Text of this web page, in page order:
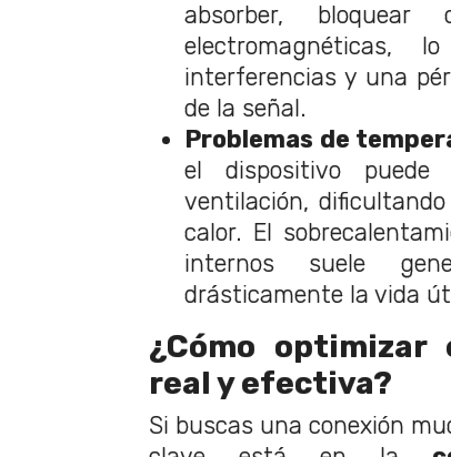
absorber,
interferencias y una
de la señal.
Problemas de
el dispositivo
ventilación,
calor. El
internos suele
drásticamente la vida
¿Cómo
real y efectiva?
Si buscas una conexión